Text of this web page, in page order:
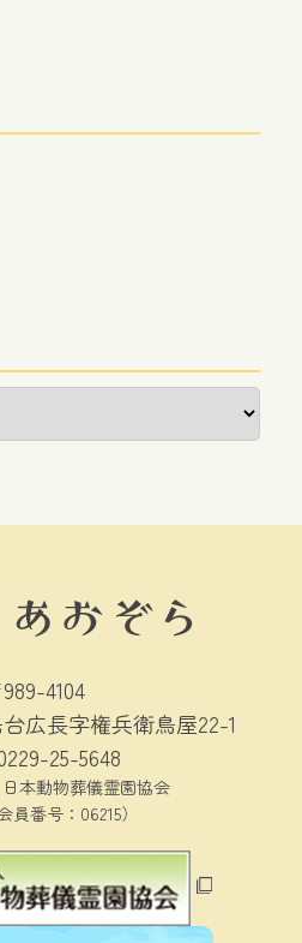
4104
広長字権兵衛鳥屋22-1
25-5648
本動物葬儀霊園協会
員番号：06215）